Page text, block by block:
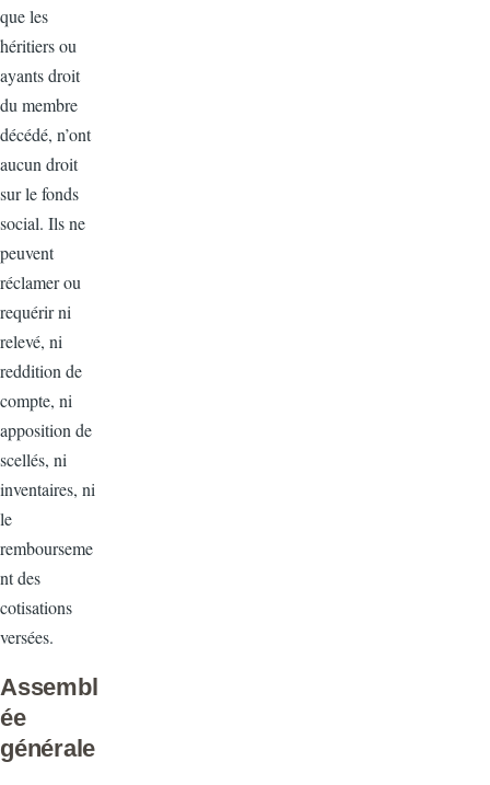
que les
héritiers ou
ayants droit
du membre
décédé, n’ont
aucun droit
sur le fonds
social. Ils ne
peuvent
réclamer ou
requérir ni
relevé, ni
reddition de
compte, ni
apposition de
scellés, ni
inventaires, ni
le
rembourseme
nt des
cotisations
versées.
Assembl
ée
générale